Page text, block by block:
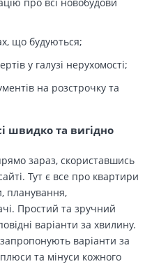
що будуються;
у галузі нерухомості;
на розстрочку та
швидко та вигідно
зараз, скориставшись
Тут є все про квартири
планування,
Простий та зручний
варіанти за хвилину.
варіанти за
та мінуси кожного